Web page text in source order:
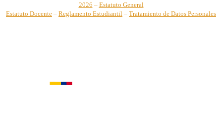
2026 – Estatuto General
Estatuto Docente – Reglamento Estudiantil – Tratamiento de Datos Personales